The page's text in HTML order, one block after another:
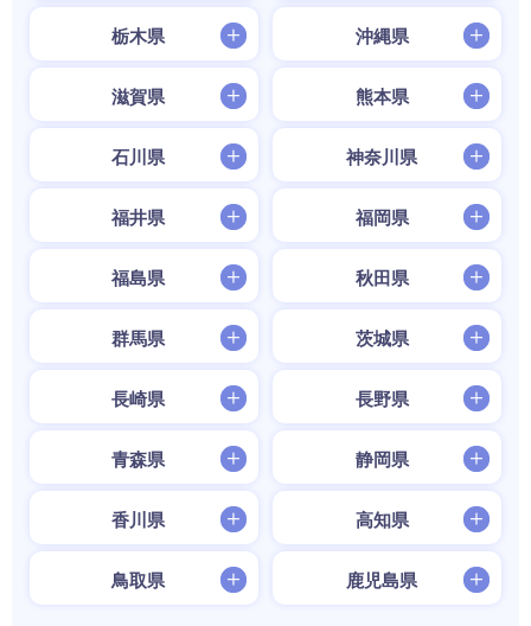
栃木県 沖縄県
滋賀県 熊本県
石川県 神奈川県
福井県 福岡県
福島県 秋田県
群馬県 茨城県
長崎県 長野県
青森県 静岡県
香川県 高知県
鳥取県 鹿児島県